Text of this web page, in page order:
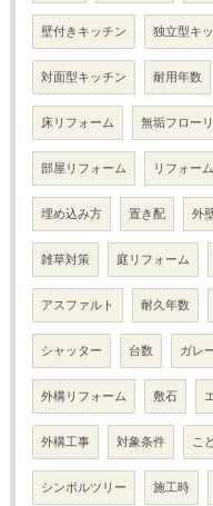
壁付きキッチン 独立型キ
対面型キッチン 耐用年数
床リフォーム 無垢フロー
部屋リフォーム リフォー
埋め込み方 置き配 外
雑草対策 庭リフォーム
アスファルト 耐久年数
シャッター 台数 ガレ
外構リフォーム 敷石
外構工事 対象条件 こ
シンボルツリー 施工時